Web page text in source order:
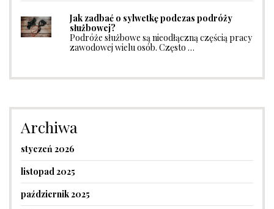
Jak zadbać o sylwetkę podczas podróży
służbowej?
Podróże służbowe są nieodłączną częścią pracy
zawodowej wielu osób. Często …
Archiwa
styczeń 2026
listopad 2025
październik 2025